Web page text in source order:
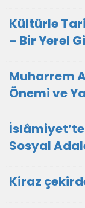
Kültürle
– Bir Yerel
Muharrem
Önemi ve
Sosyal
Kiraz